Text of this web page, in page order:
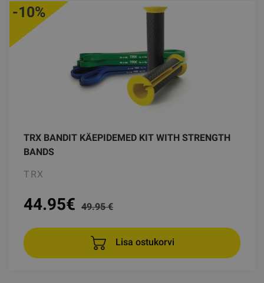
TRX BANDIT KÄEPIDEMED KIT WITH STRENGTH
BANDS
TRX
-10%
44.95€ 49.95 €
Lisa ostukorvi